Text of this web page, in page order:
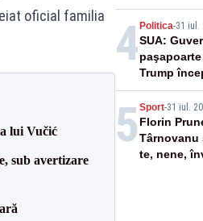
oficial familia
lui Vučić
sub avertizare
4Politica-31 iul.
SUA:
Trump
5 Sport-31 iul.
Florin
Târnovanu
te, nene,